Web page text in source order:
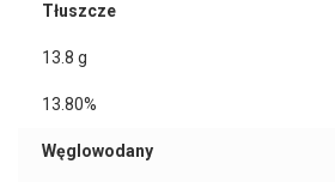
Tłuszcze
13.8 g
13.80%
Węglowodany